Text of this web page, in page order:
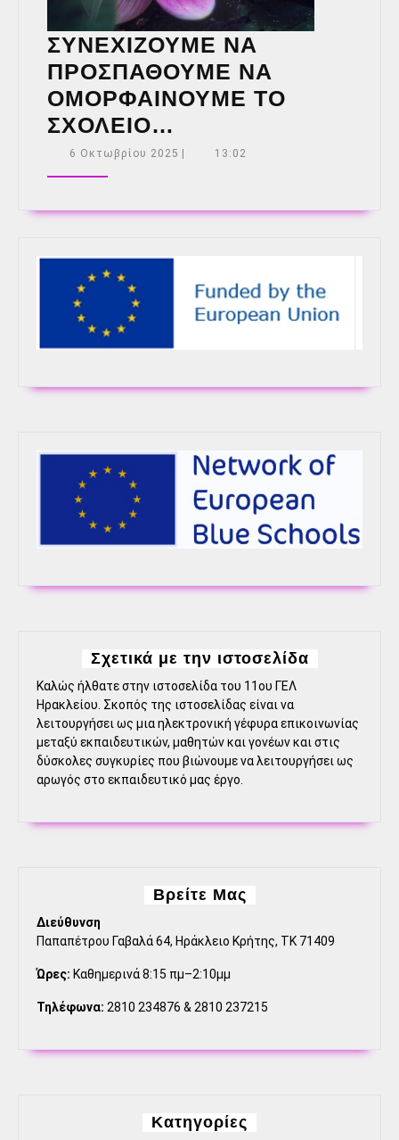
ΣΥΝΕΧΙΖΟΥΜΕ ΝΑ
ΠΡΟΣΠΑΘΟΥΜΕ ΝΑ
ΟΜΟΡΦΑΙΝΟΥΜΕ ΤΟ
ΣΧΟΛΕΙΟ…
ΠΡΟΣΠΑΘΟΥΜΕ ΝΑ
ΣΧΟΛΕΙΟ…
6 Οκτωβρίου 2025 6
13:02
Σχετικά με την ιστοσελίδα
Καλώς ήλθατε στην ιστοσελίδα του 11ου ΓΕΛ
Ηρακλείου. Σκοπός της ιστοσελίδας είναι να
λειτουργήσει ως μια ηλεκτρονική γέφυρα επικοινωνίας
μεταξύ εκπαιδευτικών, μαθητών και γονέων και στις
δύσκολες συγκυρίες που βιώνουμε να λειτουργήσει ως
αρωγός στο εκπαιδευτικό μας έργο.
Βρείτε Μας
Διεύθυνση
Παπαπέτρου Γαβαλά 64, Ηράκλειο Κρήτης, ΤΚ 71409
Ώρες: Καθημερινά 8:15 πμ–2:10μμ
Τηλέφωνα: 2810 234876 & 2810 237215
Kατηγορίες